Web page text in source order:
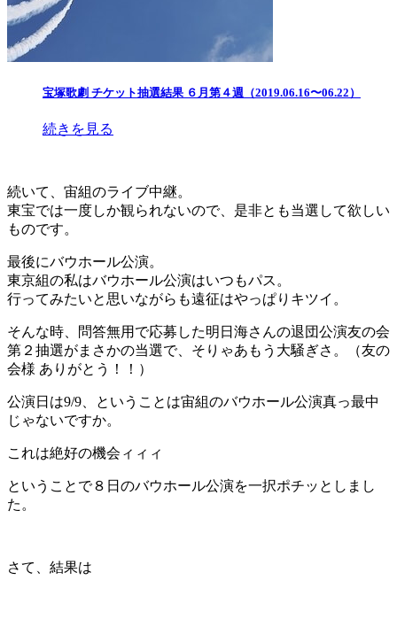
宝塚歌劇 チケット抽選結果 ６月第４週（2019.06.16〜06.22）
続きを見る
続いて、宙組のライブ中継。
東宝では一度しか観られないので、是非とも当選して欲しい
ものです。
最後にバウホール公演。
東京組の私はバウホール公演はいつもパス。
行ってみたいと思いながらも遠征はやっぱりキツイ。
そんな時、問答無用で応募した明日海さんの退団公演友の会
第２抽選がまさかの当選で、そりゃあもう大騒ぎさ。（友の
会様 ありがとう！！）
公演日は9/9、ということは宙組のバウホール公演真っ最中
じゃないですか。
これは絶好の機会ィィィ
ということで８日のバウホール公演を一択ポチッとしまし
た。
さて、結果は